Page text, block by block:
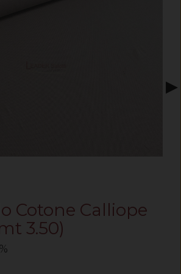
▶
Cotone Calliope
3.50)